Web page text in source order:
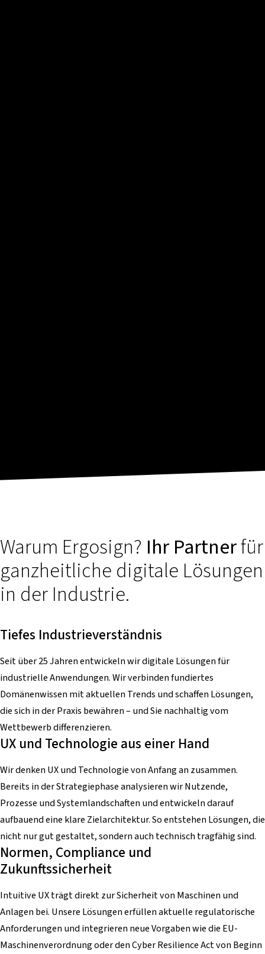
Warum Ergosign? Ihr Partnerfür
ganzheitliche digitale Lösungen
in der Industrie.
Tiefes Industrieverständnis
Seit über 25 Jahren entwickeln wir digitale Lösungen für
industrielle Anwendungen. Wir verbinden fundiertes
Domänenwissen mit aktuellen Trends und schaffen Lösungen,
die sich in der Praxis bewähren – und Sie nachhaltig vom
Wettbewerb differenzieren.
UX und Technologie aus einer Hand
Wir denken UX und Technologie von Anfang an zusammen.
Bereits in der Strategiephase analysieren wir Nutzende,
Prozesse und Systemlandschaften und entwickeln darauf
aufbauend eine klare Zielarchitektur. So entstehen Lösungen, die
nicht nur gut gestaltet, sondern auch technisch tragfähig sind.
Normen, Compliance und
Zukunftssicherheit
Intuitive UX trägt direkt zur Sicherheit von Maschinen und
Anlagen bei. Unsere Lösungen erfüllen aktuelle regulatorische
Anforderungen und integrieren neue Vorgaben wie die EU-
Maschinenverordnung oder den Cyber Resilience Act von Beginn